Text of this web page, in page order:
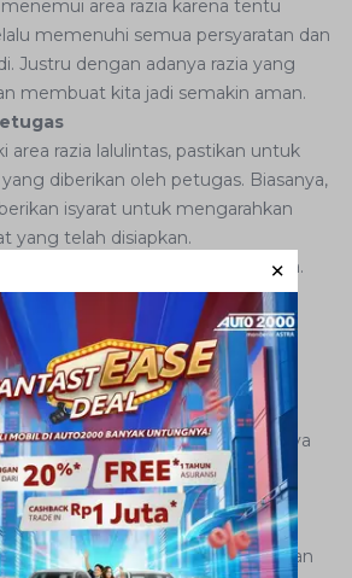
area razia karena tentu
memenuhi semua persyaratan dan
Justru dengan adanya razia yang
membuat kita jadi semakin aman.
area razia lalulintas, pastikan untuk
diberikan oleh petugas. Biasanya,
isyarat untuk mengarahkan
yang telah disiapkan.
yang diberikan dengan seksama.
atau kebingungan, jangan ragu
petugas.
Kendaraan dengan Baik
razia lalulintas, pastikan
dokumen kendaraan
A, STNK, dan surat-surat lainnya
oleh petugas.
Mesin Alphard 2023: Powerfull
tersebut masih berlaku dan